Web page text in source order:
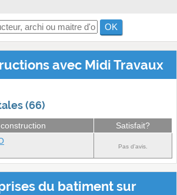
OK
avec Midi Travaux
(66)
Satisfait?
Pas d'avis.
du batiment sur